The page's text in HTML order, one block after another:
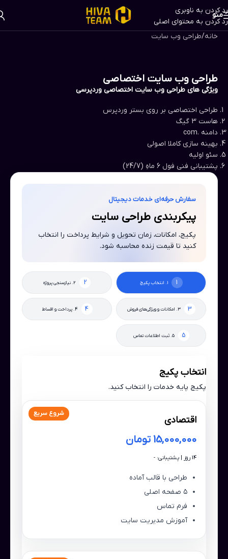
رد کردن به ناوبری
رد کردن به محتوای اصلی
منو
خانه/طراحی وب سایت
طراحی وب سایت اختصاصی
ویژگی های طراحی وب سایت اختصاصی وردپرسی
طراحی اختصاصی بر روی بستر وردپرس
هاست 3 گیگ
دامنه .com
بهینه سازی کاملا اصولی
سئو اولیه
پشتیبانی فنی فول 6 ماهِ (24/7)
سفارش حرفه‌ای خدمات دیجیتال
پیکربندی طراحی سایت
پکیج، امکانات، زمان تحویل و شرایط پرداخت را انتخاب
کنید تا قیمت زنده محاسبه شود.
1. انتخاب پکیج 2. نیازسنجی پروژه
3. امکانات و ویژگی‌های فروش 4. پرداخت و اقساط
5. ثبت اطلاعات تماس
انتخاب پکیج
پکیج پایه خدمات را انتخاب کنید.
شروع سریع
اقتصادی
15,000,000 تومان
14 روز | پشتیبانی: -
طراحی با قالب آماده
۵ صفحه اصلی
فرم تماس
آموزش مدیریت سایت